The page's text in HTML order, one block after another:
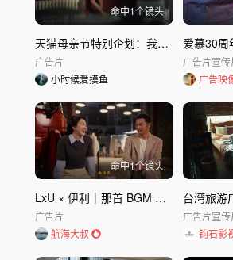
命中1个镜头
天猫母亲节特别企划：我的妈妈好像恋爱了
广告片
小时候爱摸鱼
广告片宣传
广告映
命中1个镜头
LxU × 伊利｜那首 BGM 响起，我们都哭了 (1)
广告片
航海大叔
广告片宣传
钧石影